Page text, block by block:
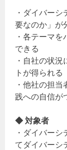
・ダイバー
要なのか」が
・各テーマ
できる
・自社の状
トが得られる
・他社の担
践への自信が
◆ 対象者
・ダイバー
てダイバーシ